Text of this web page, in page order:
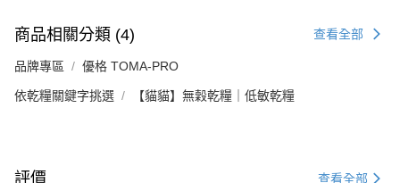
商品相關分類 (4) 查看全部
品牌專區 優格 TOMA-PRO
依乾糧關鍵字挑選 【貓貓】無穀乾糧｜低敏乾糧
評價 查看全部